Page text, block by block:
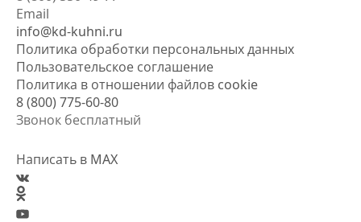
Email
info@kd-kuhni.ru
Политика обработки персональных данных
Пользовательское соглашение
Политика в отношении файлов cookie
8 (800) 775-60-80
Звонок бесплатный
Написать в MAX